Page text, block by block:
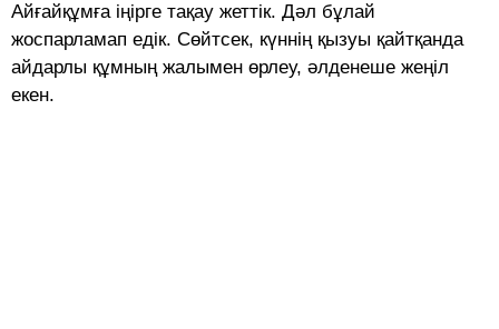
Айғайқұмға іңірге тақау жеттік. Дәл бұлай
жоспарламап едік. Сөйтсек, күннің қызуы қайтқанда
айдарлы құмның жалымен өрлеу, әлденеше жеңіл
екен.